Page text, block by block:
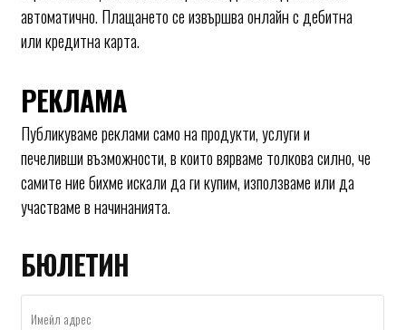
автоматично. Плащането се извършва онлайн с дебитна
или кредитна карта.
РЕКЛАМА
Публикуваме реклами само на продукти, услуги и
печеливши възможности, в които вярваме толкова силно, че
самите ние бихме искали да ги купим, използваме или да
участваме в начинанията.
БЮЛЕТИН